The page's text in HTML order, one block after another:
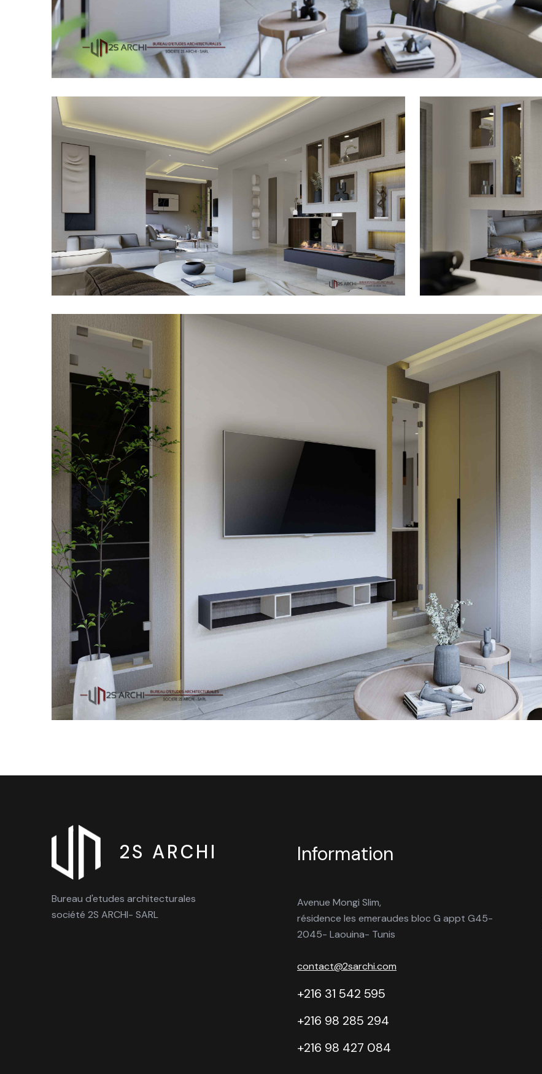
2S ARCHI
Bureau d'etudes architecturales
société 2S ARCHI- SARL
Information
Avenue Mongi Slim,
résidence les emeraudes bloc G appt G45-
2045- Laouina- Tunis
contact@2sarchi.com
+216 31 542 595
+216 98 285 294
+216 98 427 084